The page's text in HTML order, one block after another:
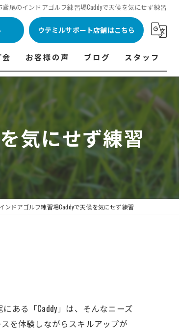
鳶尾のインドアゴルフ練習場Caddyで天候を気にせず練習
ウテミルサポート店舗はこちら
料金表
は・・・
程
試打会 商品ラインナップ一覧
お客様の声
フィッテイング・試打会参加者の声
ブログ スタッフ
代表あいさつ
気にせず練習
ンドアゴルフ練習場Caddyで天候を気にせず練習
ある「Caddy」は、そんなニーズ
を体験しながらスキルアップが